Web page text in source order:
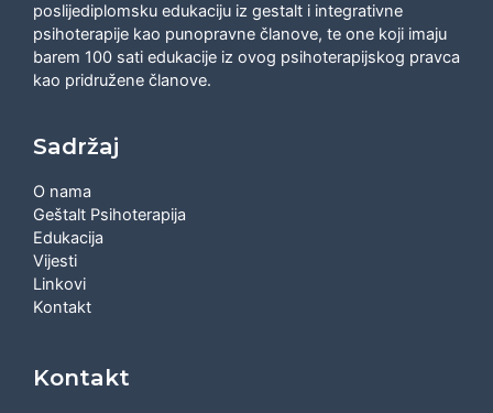
poslijediplomsku edukaciju iz gestalt i integrativne
psihoterapije kao punopravne članove, te one koji imaju
barem 100 sati edukacije iz ovog psihoterapijskog pravca
kao pridružene članove.
Sadržaj
O nama
Geštalt Psihoterapija
Edukacija
Vijesti
Linkovi
Kontakt
Kontakt